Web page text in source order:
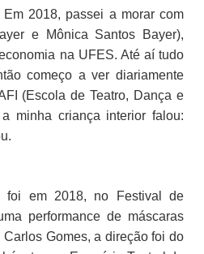
Em 2018, passei a morar com
e Mônica Santos Bayer),
na UFES. Até aí tudo
começo a ver diariamente
(Escola de Teatro, Dança e
minha criança interior falou:
foi em 2018, no Festival de
performance de máscaras
Gomes, a direção foi do